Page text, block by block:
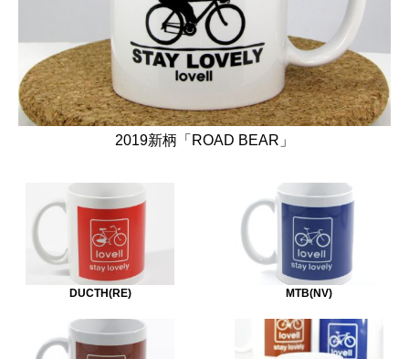
2019新柄「ROAD BEAR」
DUCTH(RE) MTB(NV)